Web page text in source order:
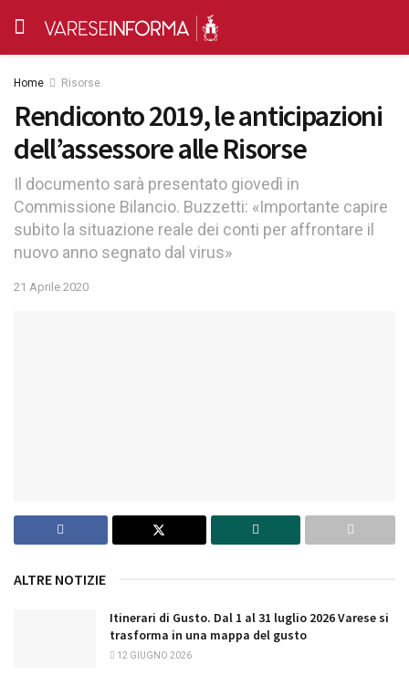
Home Risorse
Rendiconto 2019, le anticipazioni
dell’assessore alle Risorse
Il documento sarà presentato giovedì in
Commissione Bilancio. Buzzetti: «Importante capire
subito la situazione reale dei conti per affrontare il
nuovo anno segnato dal virus»
21 Aprile 2020
ALTRE NOTIZIE
Itinerari di Gusto. Dal 1 al 31 luglio 2026 Varese si
trasforma in una mappa del gusto
12 GIUGNO 2026